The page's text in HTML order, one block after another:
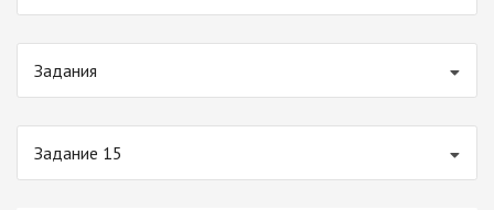
Задания
Задание 15